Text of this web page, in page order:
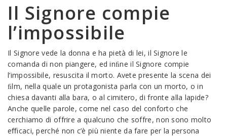
Il Signore compie
l’impossibile
Il Signore vede la donna e ha pietà di lei, il Signore le
comanda di non piangere, ed inﬁne il Signore compie
l’impossibile, resuscita il morto. Avete presente la scena dei
ﬁlm, nella quale un protagonista parla con un morto, o in
chiesa davanti alla bara, o al cimitero, di fronte alla lapide?
Anche quelle parole, come nel caso del conforto che
cerchiamo di offrire a qualcuno che soffre, non sono molto
eﬃcaci, perché non c’è più niente da fare per la persona